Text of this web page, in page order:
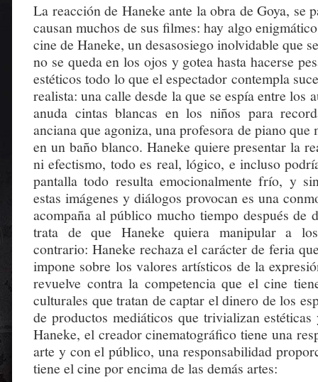
La reacción de Haneke ante la obra de Goya, se
causan muchos de sus filmes: hay algo
cine de Haneke, un desasosiego inolvidable que
no se queda en los ojos y gotea hasta hacerse
estéticos todo lo que el espectador contempla
realista: una calle desde la que se espía entre los
anuda cintas blancas en los niños para
anciana que agoniza, una profesora de piano que
en un baño blanco. Haneke quiere presentar la
ni efectismo, todo es real, lógico, e incluso
pantalla todo resulta emocionalmente frío, y
estas imágenes y diálogos provocan es una
acompaña al público mucho tiempo después de
trata de que Haneke quiera manipular a
contrario: Haneke rechaza el carácter de feria
impone sobre los valores artísticos de la
revuelve contra la competencia que el cine
culturales que tratan de captar el dinero de los
de productos mediáticos que trivializan
Haneke, el creador cinematográfico tiene una
arte y con el público, una responsabilidad
tiene el cine por encima de las demás artes: